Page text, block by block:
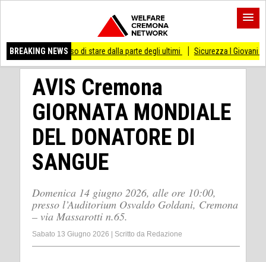
BREAKING NEWS
smesso di stare dalla parte degli ultimi Sicurezza I Giovani Democratici
AVIS Cremona
GIORNATA MONDIALE
DEL DONATORE DI
SANGUE
Domenica 14 giugno 2026, alle ore 10:00,
presso l’Auditorium Osvaldo Goldani, Cremona
– via Massarotti n.65.
Sabato 13 Giugno 2026 Scritto da Redazione